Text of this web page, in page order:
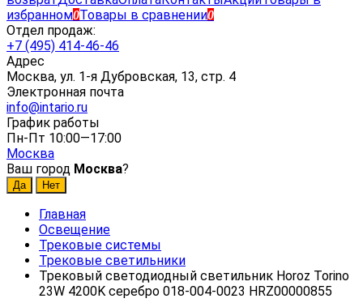
избранном0Товары в сравнении0
Отдел продаж:
+7 (495) 414-46-46
Адрес
Москва, ул. 1-я Дубровская, 13, стр. 4
Электронная почта
info@intario.ru
График работы
Пн-Пт 10:00—17:00
Москва
Ваш город Москва?
Главная
Освещение
Трековые системы
Трековые светильники
Трековый светодиодный светильник Horoz Torino
23W 4200K серебро 018-004-0023 HRZ00000855